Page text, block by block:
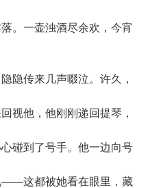
一壶浊酒尽余欢，今宵
传来几声啜泣。许久，
视他，他刚刚递回提琴，
碰到了号手。他一边向号
——这都被她看在眼里，藏